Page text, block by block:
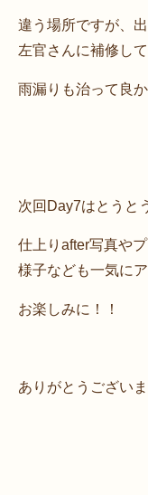
違う場所ですが、
左官さんに補修し
雨漏りも治って良か
次回Day7はとうと
仕上りafter写真や
様子なども一気に
お楽しみに！！
ありがとうござい